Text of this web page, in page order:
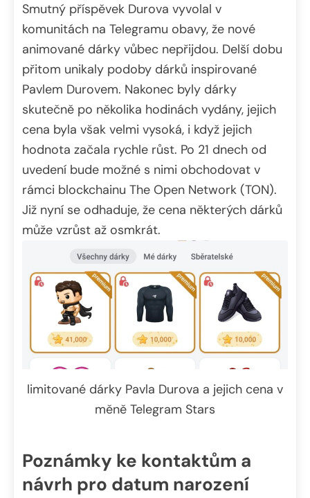
Smutný příspěvek Durova vyvolal v
komunitách na Telegramu obavy, že nové
animované dárky vůbec nepřijdou. Delší dobu
přitom unikaly podoby dárků inspirované
Pavlem Durovem. Nakonec byly dárky
skutečně po několika hodinách vydány, jejich
cena byla však velmi vysoká, i když jejich
hodnota začala rychle růst. Po 21 dnech od
uvedení bude možné s nimi obchodovat v
rámci blockchainu The Open Network (TON).
Již nyní se odhaduje, že cena některých dárků
může vzrůst až osmkrát.
limitované dárky Pavla Durova a jejich cena v
měně Telegram Stars
Poznámky ke kontaktům a
návrh pro datum narození